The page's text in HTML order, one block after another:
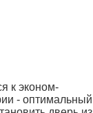
к эконом-
- оптимальный